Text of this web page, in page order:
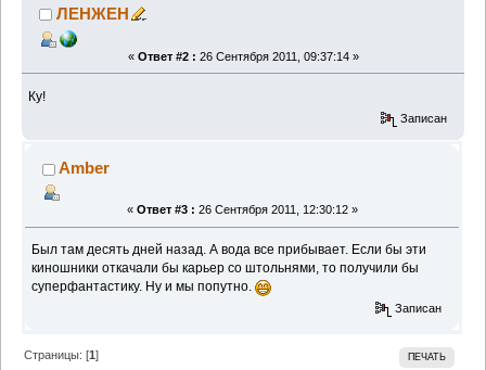
ЛЕНЖЕН
« Ответ #2 : 26 Сентября 2011, 09:37:14 »
Ку!
Записан
Amber
« Ответ #3 : 26 Сентября 2011, 12:30:12 »
Был там десять дней назад. А вода все прибывает. Если бы эти
киношники откачали бы карьер со штольнями, то получили бы
суперфантастику. Ну и мы попутно.
Записан
ПЕЧАТЬ
Страницы: [1]